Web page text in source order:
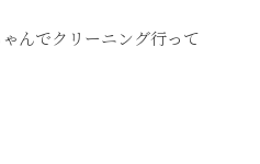
んでクリーニング行って